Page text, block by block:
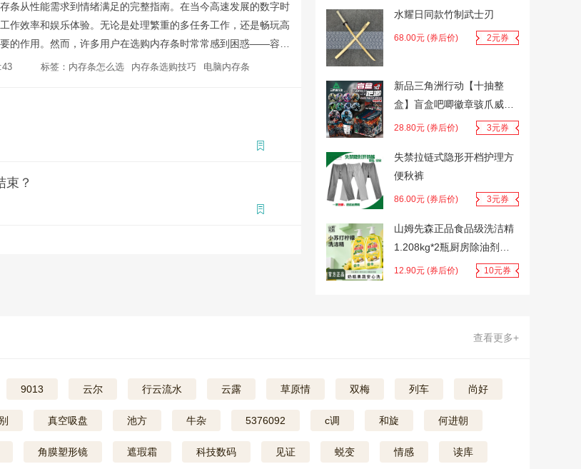
条从性能需求到情绪满足的完整指南。在当今高速发展的数字时
作效率和娱乐体验。无论是处理繁重的多任务工作，还是畅玩高
的作用。然而，许多用户在选购内存条时常常感到困惑——容
衡？选错了内存条，不仅无法提升电脑性能，甚至可能导致系统
标签： 内存条怎么选 内存条选购技巧 电脑内存条 台式电脑内存条怎么选 笔记本内存条怎么选
束？
水耀日同款竹制武士刃
68.00元 (券后价) 2元券
新品三角洲行动【十抽整
盒】盲盒吧唧徽章骇爪威龙
红狼谷子周边
28.80元 (券后价) 3元券
失禁拉链式隐形开档护理方
便秋裤
86.00元 (券后价) 3元券
山姆先森正品食品级洗洁精
1.208kg*2瓶厨房除油剂餐
具水果通用Y3
12.90元 (券后价) 10元券
查看更多+
9013 云尔 行云流水 云露 草原情 双梅 列车 尚好
真空吸盘 池方 牛杂 5376092 c调 和旋 何进朝
角膜塑形镜 遮瑕霜 科技数码 见证 蜕变 情感 读库